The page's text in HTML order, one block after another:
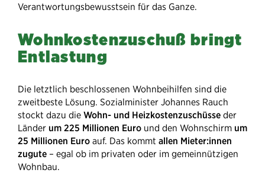
Verantwortungsbewusstsein für das Ganze.
Wohnkostenzuschuß bringt
Entlastung
Die letztlich beschlossenen Wohnbeihilfen sind die
zweitbeste Lösung. Sozialminister Johannes Rauch
stockt dazu die Wohn- und Heizkostenzuschüsse der
Länder um 225 Millionen Euro und den Wohnschirm um
25 Millionen Euro auf. Das kommt allen Mieter:innen
zugute – egal ob im privaten oder im gemeinnützigen
Wohnbau.